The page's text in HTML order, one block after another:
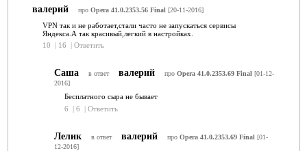
валерий про Opera 41.0.2353.56 Final [20-11-2016]
VPN так и не работает,стали часто не запускаться сервисы
Яндекса.А так красивый,легкий в настройках.
10
| 16 | Ответить
Саша в ответ валерий про Opera 41.0.2353.69 Final [01-12-
2016]
Бесплатного сыра не бывает
6
| 6 | Ответить
Лелик в ответ валерий про Opera 41.0.2353.69 Final [01-
12-2016]